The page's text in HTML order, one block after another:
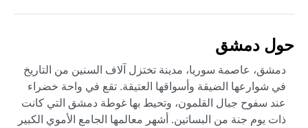
حول دمشق
دمشق، عاصمة سوريا، مدينة تختزل آلاف السنين من التاريخ
في شوارعها الضيقة وأسواقها العتيقة. تقع في واحة خضراء
عند سفوح جبال القلمون، وتحيط بها غوطة دمشق التي كانت
ذات يوم جنة من البساتين. أشهر معالمها الجامع الأموي الكبير